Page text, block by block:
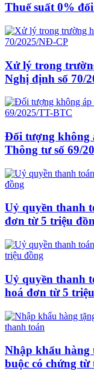
Thuế suất 0%
Xử lý trong
Nghị định số 70/
Đối tượng không
Thông tư số 69/
Uỷ quyền thanh
đơn từ 5 triệu
Uỷ quyền thanh
hoá đơn từ 5
Nhập khẩu hàng
buộc có chứng